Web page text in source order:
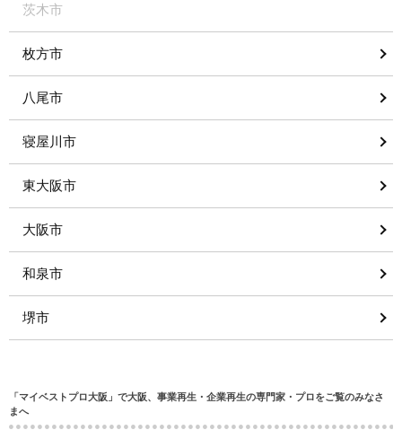
茨木市
枚方市
八尾市
寝屋川市
東大阪市
大阪市
和泉市
堺市
「マイベストプロ大阪」で大阪、事業再生・企業再生の専門家・プロをご覧のみなさ
まへ